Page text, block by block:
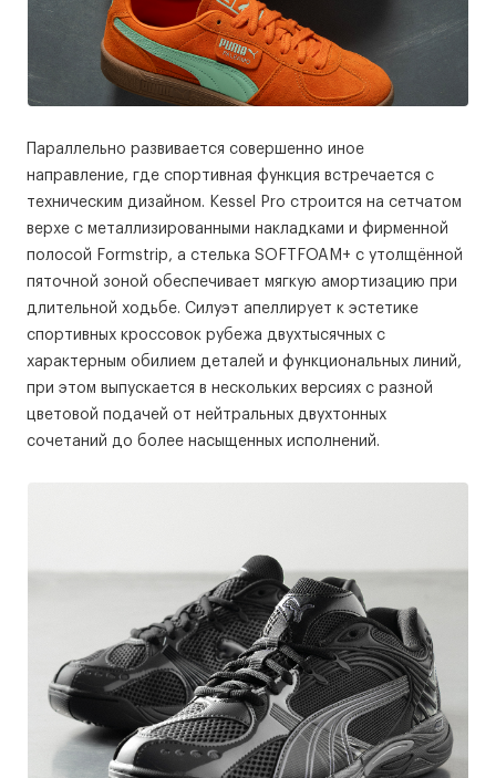
Параллельно развивается совершенно иное
направление, где спортивная функция встречается с
техническим дизайном. Kessel Pro строится на сетчатом
верхе с металлизированными накладками и фирменной
полосой Formstrip, а стелька SOFTFOAM+ с утолщённой
пяточной зоной обеспечивает мягкую амортизацию при
длительной ходьбе. Силуэт апеллирует к эстетике
спортивных кроссовок рубежа двухтысячных с
характерным обилием деталей и функциональных линий,
при этом выпускается в нескольких версиях с разной
цветовой подачей от нейтральных двухтонных
сочетаний до более насыщенных исполнений.